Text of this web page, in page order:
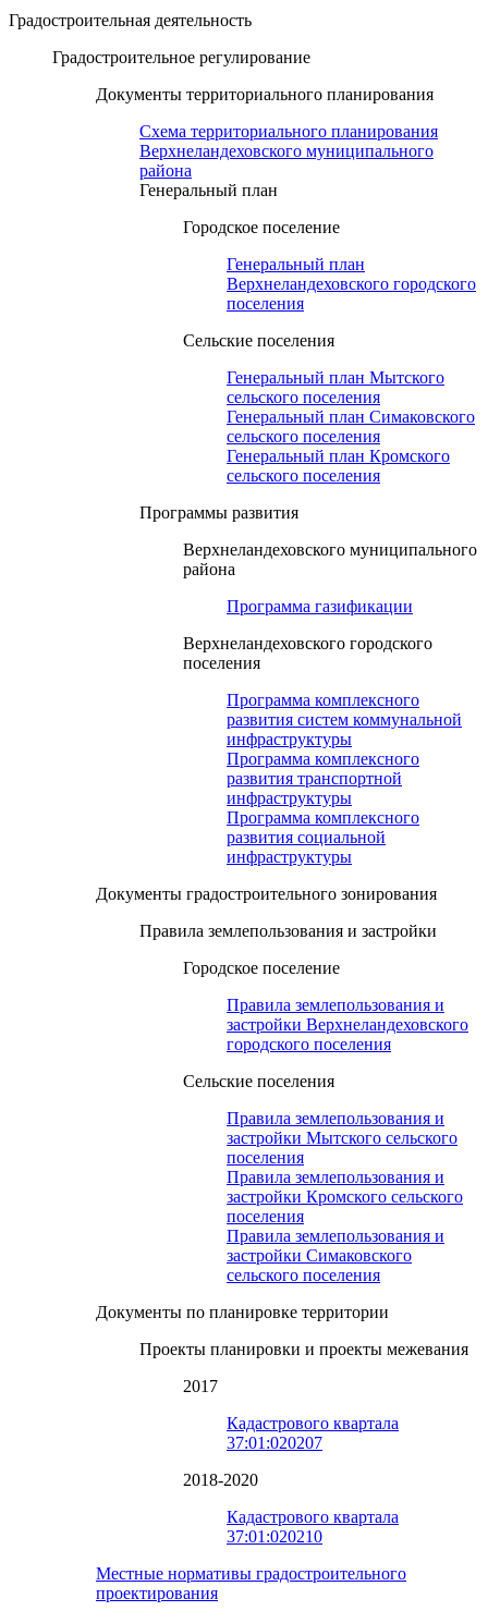
Градостроительная деятельность
Градостроительное регулирование
Документы территориального планирования
Схема территориального планирования
Верхнеландеховского муниципального
района
Генеральный план
Городское поселение
Генеральный план
Верхнеландеховского городского
поселения
Сельские поселения
Генеральный план Мытского
сельского поселения
Генеральный план Симаковского
сельского поселения
Генеральный план Кромского
сельского поселения
Программы развития
Верхнеландеховского муниципального
района
Программа газификации
Верхнеландеховского городского
поселения
Программа комплексного
развития систем коммунальной
инфраструктуры
Программа комплексного
развития транспортной
инфраструктуры
Программа комплексного
развития социальной
инфраструктуры
Документы градостроительного зонирования
Правила землепользования и застройки
Городское поселение
Правила землепользования и
застройки Верхнеландеховского
городского поселения
Сельские поселения
Правила землепользования и
застройки Мытского сельского
поселения
Правила землепользования и
застройки Кромского сельского
поселения
Правила землепользования и
застройки Симаковского
сельского поселения
Документы по планировке территории
Проекты планировки и проекты межевания
2017
Кадастрового квартала
37:01:020207
2018-2020
Кадастрового квартала
37:01:020210
Местные нормативы градостроительного
проектирования